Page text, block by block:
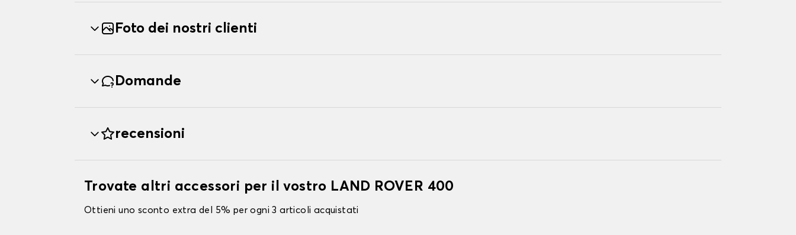
Foto dei nostri clienti
Domande
recensioni
Trovate altri accessori per il vostro LAND ROVER 400
Ottieni uno sconto extra del 5% per ogni 3 articoli acquistati